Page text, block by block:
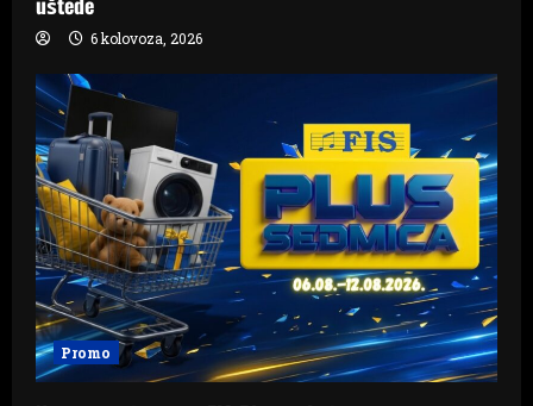
6 kolovoza, 2026
Promo